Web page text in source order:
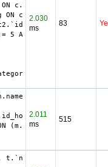
ON c.`id_category` =
ON c.`id_category` =
c2.`id_category` = 2
5 AND `id_lang` = 2
2.030
ms
83
h.name as h_name,
= hm.id_hook
(m.id_module =
2.011
ms
515
t.`name`